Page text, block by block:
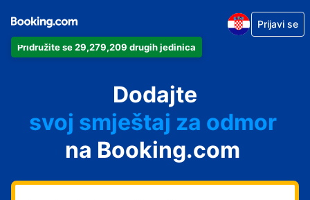
Pridružite se 29,279,209 drugih jedinica
Prijavi se
Dodajte
svoj apartman
svoj hotel
svoj smještaj za odmor
svoj privatni smještaj
svoj smještaj s doručkom
na Booking.com